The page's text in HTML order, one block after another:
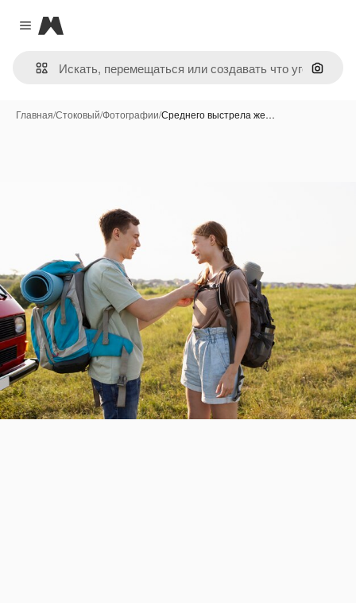
Close menu
Magnific
Поиск
Главная/Стоковый/Фотографии/Среднего выстрела же…